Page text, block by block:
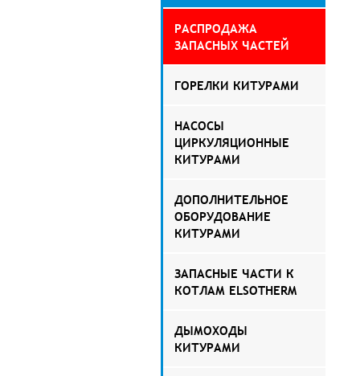
РАСПРОДАЖА
ЗАПАСНЫХ ЧАСТЕЙ
ГОРЕЛКИ КИТУРАМИ
НАСОСЫ
ЦИРКУЛЯЦИОННЫЕ
КИТУРАМИ
ДОПОЛНИТЕЛЬНОЕ
ОБОРУДОВАНИЕ
КИТУРАМИ
ЗАПАСНЫЕ ЧАСТИ К
КОТЛАМ ELSOTHERM
ДЫМОХОДЫ
КИТУРАМИ